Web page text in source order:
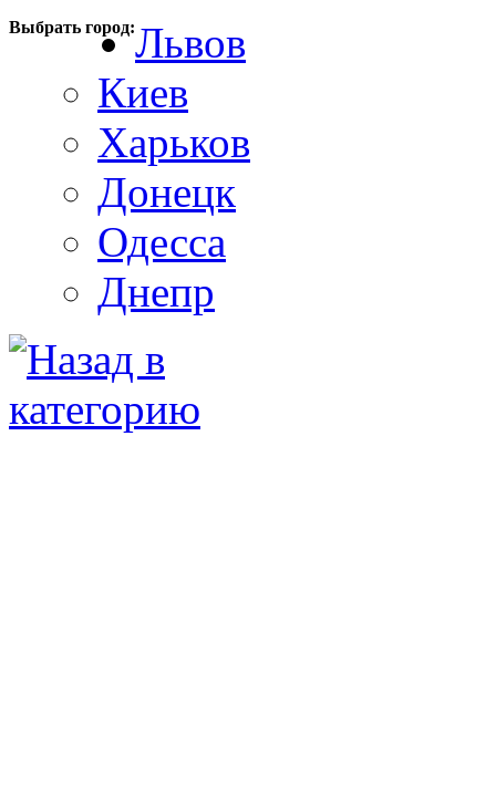
Выбрать город:Львов
Киев
Харьков
Донецк
Одесса
Днепр